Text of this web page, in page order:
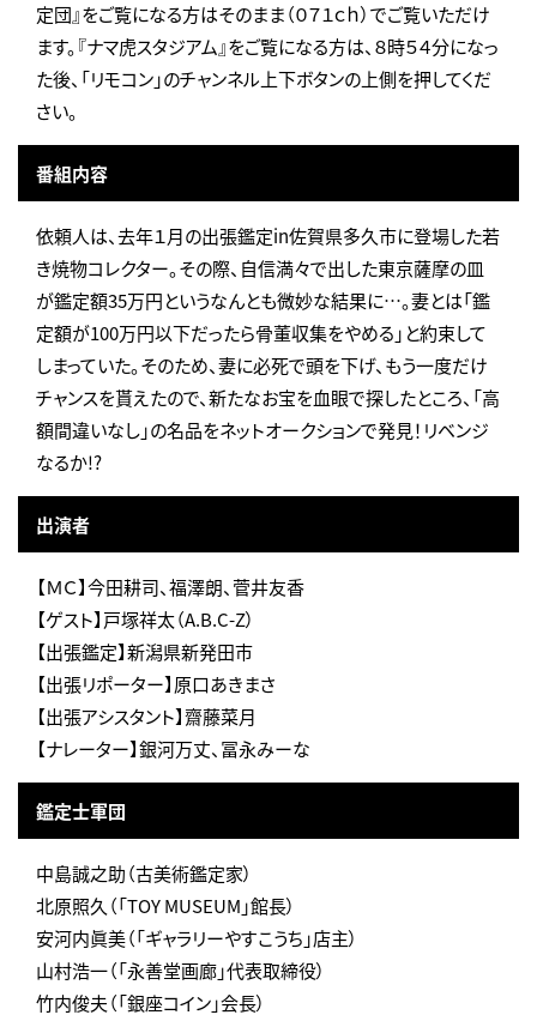
定団』をご覧になる方はそのまま（０７１ｃｈ）でご覧いただけ
ます。『ナマ虎スタジアム』をご覧になる方は、８時５４分になっ
た後、「リモコン」のチャンネル上下ボタンの上側を押してくだ
さい。
番組内容
依頼人は、去年１月の出張鑑定in佐賀県多久市に登場した若
き焼物コレクター。その際、自信満々で出した東京薩摩の皿
が鑑定額35万円というなんとも微妙な結果に…。妻とは「鑑
定額が100万円以下だったら骨董収集をやめる」と約束して
しまっていた。そのため、妻に必死で頭を下げ、もう一度だけ
チャンスを貰えたので、新たなお宝を血眼で探したところ、「高
額間違いなし」の名品をネットオークションで発見！リベンジ
なるか!?
出演者
【ＭＣ】今田耕司、福澤朗、菅井友香
【ゲスト】戸塚祥太（A.B.C-Z）
【出張鑑定】新潟県新発田市
【出張リポーター】原口あきまさ
【出張アシスタント】齋藤菜月
【ナレーター】銀河万丈、冨永みーな
鑑定士軍団
中島誠之助（古美術鑑定家）
北原照久（「TOY MUSEUM」館長）
安河内眞美（「ギャラリーやすこうち」店主）
山村浩一（「永善堂画廊」代表取締役）
竹内俊夫（「銀座コイン」会長）